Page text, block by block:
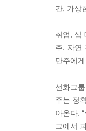
간, 가상
취업, 십
주. 자연
만주에
선화그
주는 정
아온다.
그에서